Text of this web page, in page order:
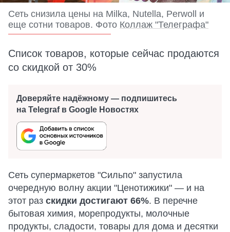
Сеть снизила цены на Milka, Nutella, Perwoll и
еще сотни товаров. Фото Коллаж "Телеграфа"
Список товаров, которые сейчас продаются
со скидкой от 30%
Доверяйте надёжному — подпишитесь
на Telegraf в Google Новостях
Сеть супермаркетов "Сильпо" запустила
очередную волну акции "Ценотижики" — и на
этот раз скидки достигают 66%. В перечне
бытовая химия, морепродукты, молочные
продукты, сладости, товары для дома и десятки